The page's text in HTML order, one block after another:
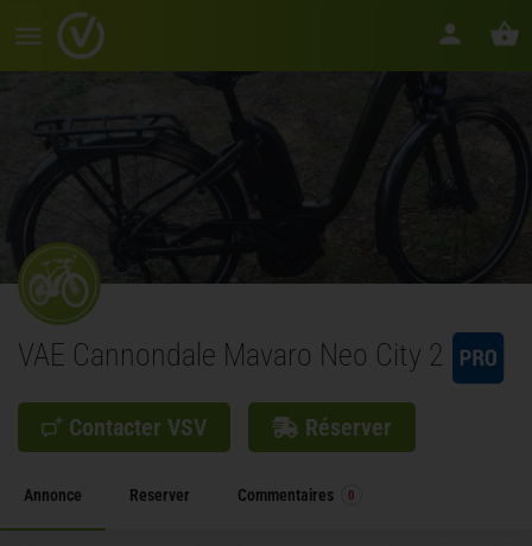
VAE Cannondale Mavaro Neo City 2
Contacter VSV Réserver
Annonce Reserver Commentaires 0